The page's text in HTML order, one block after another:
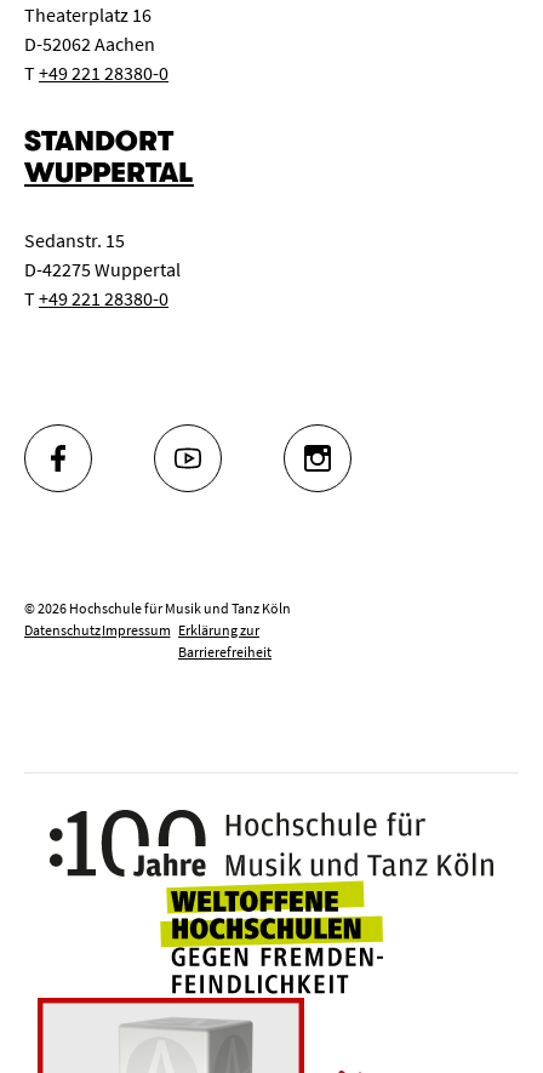
Theaterplatz 16
D-52062 Aachen
T+49 221 28380-0
STANDORT
WUPPERTAL
Sedanstr. 15
D-42275 Wuppertal
T+49 221 28380-0
FACEBOOK YOUTUBE INSTAGRAM
© 2026 Hochschule für Musik und Tanz Köln
DatenschutzImpressum Erklärung zur
Barrierefreiheit